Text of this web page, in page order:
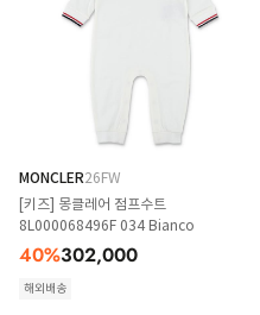
MONCLER26FW
[키즈] 몽클레어 점프수트
8L000068496F 034 Bianco
40%302,000
해외배송